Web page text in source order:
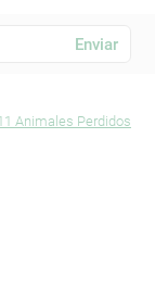
Enviar
Animales Perdidos